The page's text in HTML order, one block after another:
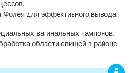
Фолея для эффективного вывода
вагинальных тампонов.
области свищей в районе